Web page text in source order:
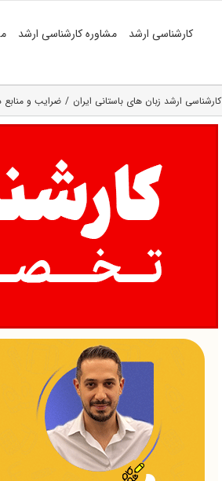
کارشناسی ارشد مشاوره کارشناسی ارشد
کارشناسی ارشد زبان‌ های باستانی ایران ضرایب و منابع